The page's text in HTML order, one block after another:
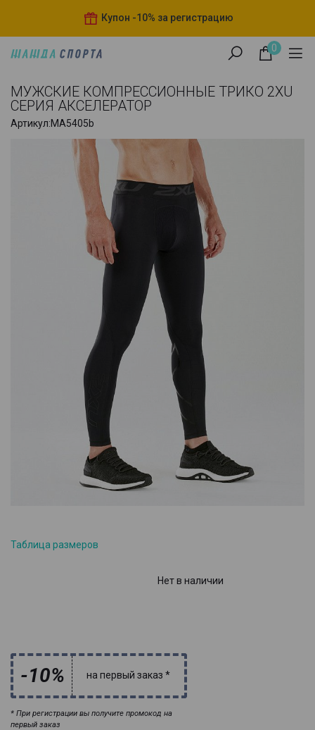
Купон -10% за регистрацию
0
МУЖСКИЕ КОМПРЕССИОННЫЕ ТРИКО 2XU
СЕРИЯ АКСЕЛЕРАТОР
Артикул:MA5405b
Таблица размеров
Нет в наличии
-10% на первый заказ *
* При регистрации вы получите промокод на
первый заказ